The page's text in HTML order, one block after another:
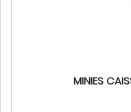
MINIES